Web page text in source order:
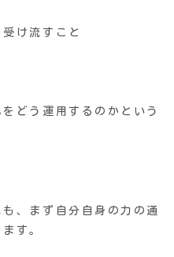
け流すこと
どう運用するのかという
、まず自分自身の力の通
す。